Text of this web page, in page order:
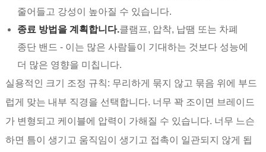
줄어들고 강성이 높아질 수 있습니다.
종료 방법을 계획합니다.클램프, 압착, 납땜 또는 차폐
종단 밴드 - 이는 많은 사람들이 기대하는 것보다 성능에
더 많은 영향을 미칩니다.
실용적인 크기 조정 규칙: 무리하게 묶지 않고 묶음 위에 부드
럽게 맞는 내부 직경을 선택합니다. 너무 꽉 조이면 브레이드
가 변형되고 케이블에 압력이 가해질 수 있습니다. 너무 느슨
하면 틈이 생기고 움직임이 생기고 접촉이 일관되지 않게 됩